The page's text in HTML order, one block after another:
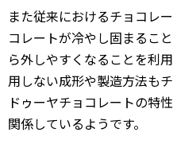
また従来におけるチョコレ
コレートが冷やし固まるこ
ら外しやすくなることを利
用しない成形や製造方法も
ドゥーヤチョコレートの特
関係しているようです。